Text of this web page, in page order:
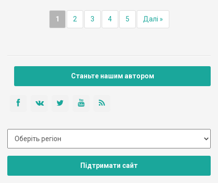
1 2 3 4 5 Далі »
Станьте нашим автором
Підтримати сайт